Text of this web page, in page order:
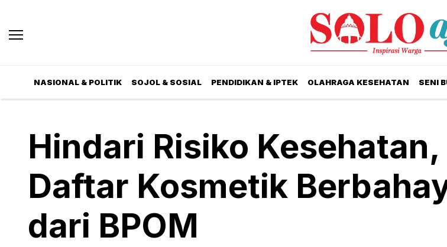
NASIONAL & POLITIK SOJOL & SOSIAL PENDIDIKAN & IPTEK OLAHRAGA KESEHATAN SENI
Hindari Risiko
Daftar Kosmetik
dari BPOM